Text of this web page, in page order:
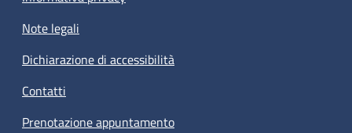
Note legali
Dichiarazione di accessibilità
Contatti
Prenotazione appuntamento